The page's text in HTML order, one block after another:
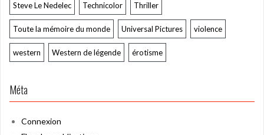
Steve Le Nedelec Technicolor Thriller
Toute la mémoire du monde Universal Pictures violence
western Western de légende érotisme
Méta
Connexion